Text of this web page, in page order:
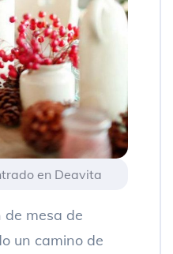
en Deavita
de mesa de
un camino de